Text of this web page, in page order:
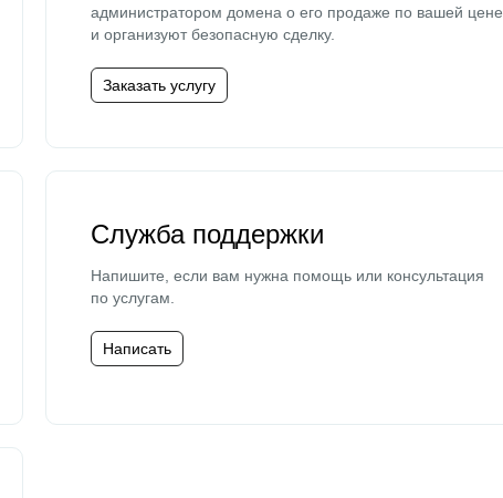
администратором домена о его продаже по вашей цене
и организуют безопасную сделку.
Заказать услугу
Служба поддержки
Напишите, если вам нужна помощь или консультация
по услугам.
Написать